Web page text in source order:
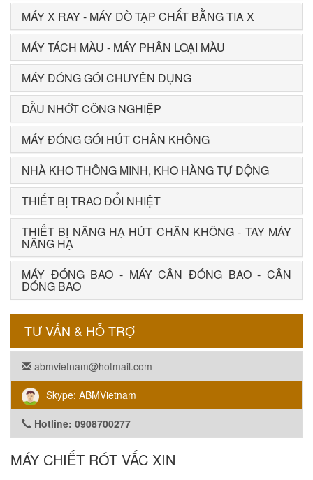
MÁY X RAY - MÁY DÒ TẠP CHẤT BẰNG TIA X
MÁY TÁCH MÀU - MÁY PHÂN LOẠI MÀU
MÁY ĐÓNG GÓI CHUYÊN DỤNG
DẦU NHỚT CÔNG NGHIỆP
MÁY ĐÓNG GÓI HÚT CHÂN KHÔNG
NHÀ KHO THÔNG MINH, KHO HÀNG TỰ ĐỘNG
THIẾT BỊ TRAO ĐỔI NHIỆT
THIẾT BỊ NÂNG HẠ HÚT CHÂN KHÔNG - TAY MÁY
NÂNG HẠ
MÁY ĐÓNG BAO - MÁY CÂN ĐÓNG BAO - CÂN
ĐÓNG BAO
TƯ VẤN & HỖ TRỢ
abmvietnam@hotmail.com
Skype: ABMVietnam
Hotline: 0908700277
MÁY CHIẾT RÓT VẮC XIN